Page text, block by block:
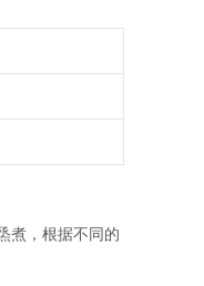
煮，根据不同的